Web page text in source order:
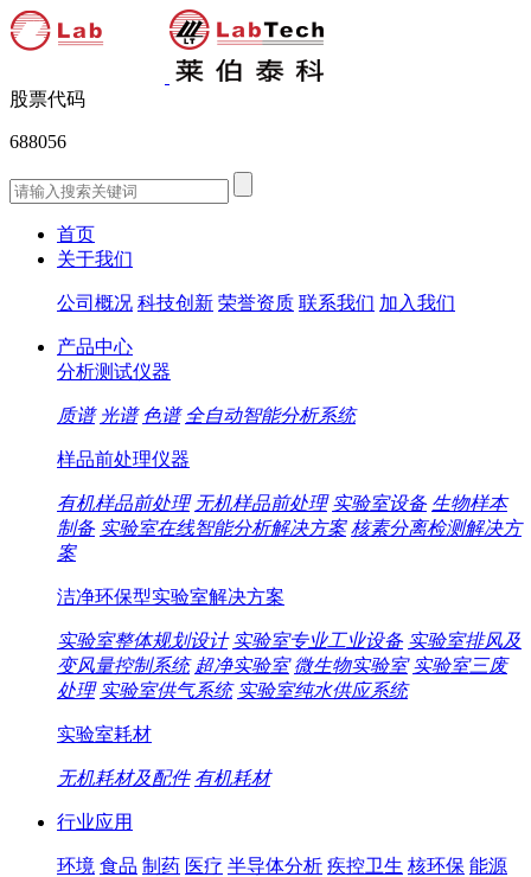
股票代码
688056
首页
关于我们
公司概况 科技创新 荣誉资质 联系我们 加入我们
产品中心
分析测试仪器
质谱 光谱 色谱 全自动智能分析系统
样品前处理仪器
有机样品前处理 无机样品前处理 实验室设备 生物样本
制备 实验室在线智能分析解决方案 核素分离检测解决方
案
洁净环保型实验室解决方案
实验室整体规划设计 实验室专业工业设备 实验室排风及
变风量控制系统 超净实验室 微生物实验室 实验室三废
处理 实验室供气系统 实验室纯水供应系统
实验室耗材
无机耗材及配件 有机耗材
行业应用
环境 食品 制药 医疗 半导体分析 疾控卫生 核环保 能源